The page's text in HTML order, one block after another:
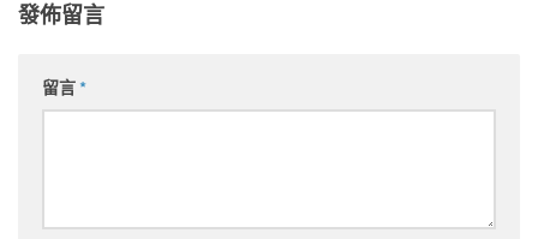
發佈留言
留言*